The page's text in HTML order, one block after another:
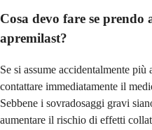
Cosa devo fare se
apremilast?
Se si assume accidentalmente
contattare immediatamente il
Sebbene i sovradosaggi gravi
aumentare il rischio di effetti